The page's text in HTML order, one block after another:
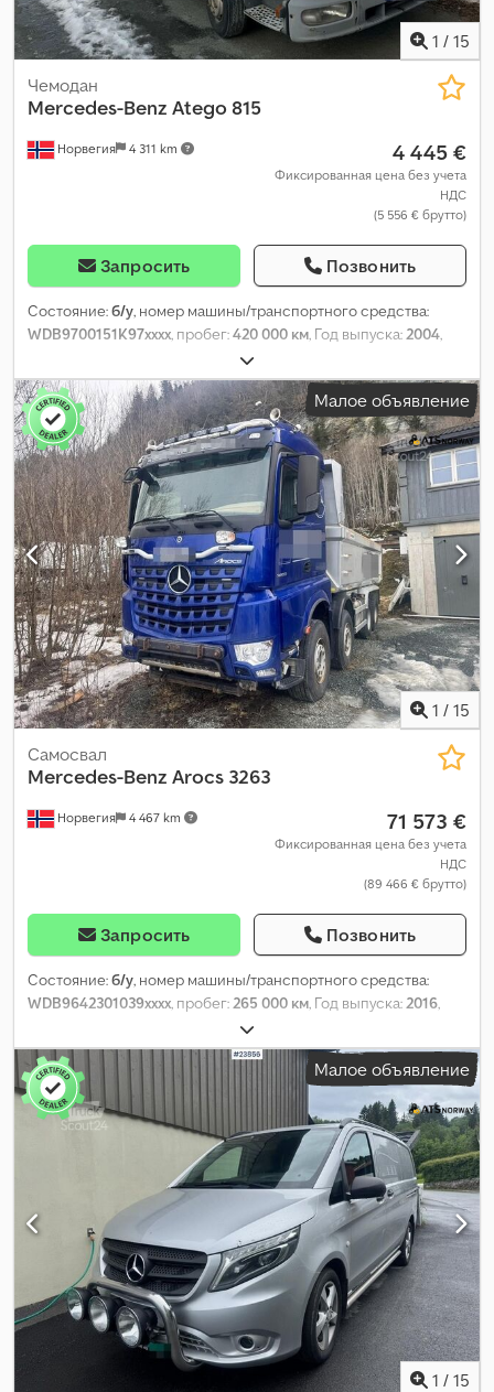
1 / 15
Норвегия 4 311 km
Чемодан
Mercedes-Benz Atego 815
4 445 €
Фиксированная цена без учета
НДС
(5 556 € брутто)
Запросить Позвонить
Состояние:б/у, номер машины/транспортного средства:
WDB9700151K97xxxx, пробег:420 000 км, Год выпуска:2004,
Малое объявление
1 / 15
Норвегия 4 467 km
Самосвал
Mercedes-Benz Arocs 3263
71 573 €
Фиксированная цена без учета
НДС
(89 466 € брутто)
Запросить Позвонить
Состояние:б/у, номер машины/транспортного средства:
WDB9642301039xxxx, пробег:265 000 км, Год выпуска:2016,
Малое объявление
1 / 15